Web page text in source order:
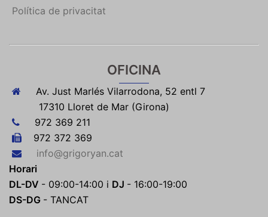
Política de privacitat
OFICINA
Av. Just Marlés Vilarrodona, 52 entl 7
17310 Lloret de Mar (Girona)
972 369 211
972 372 369
info@grigoryan.cat
Horari
DL-DV - 09:00-14:00 i DJ - 16:00-19:00
DS-DG - TANCAT